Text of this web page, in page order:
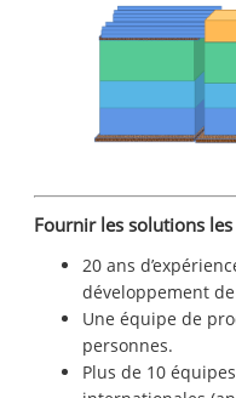
Fournir les solutions
20 ans
développement
Une équipe de
personnes.
Plus de 10